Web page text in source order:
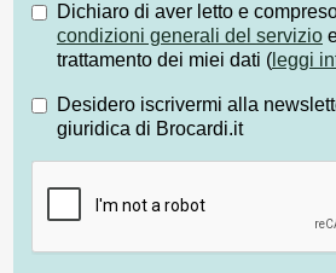
Dichiaro di aver letto e
condizioni generali del servizio
trattamento dei miei dati ( leggi
Desidero iscrivermi alla
giuridica di Brocardi.it